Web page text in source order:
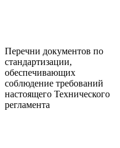
Перечни документов по
стандартизации,
обеспечивающих
соблюдение требований
настоящего Технического
регламента